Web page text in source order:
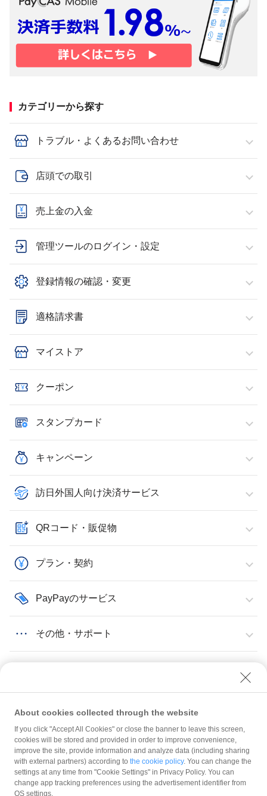
カテゴリーから探す
トラブル・よくあるお問い合わせ
店頭での取引
売上金の入金
管理ツールのログイン・設定
登録情報の確認・変更
適格請求書
マイストア
クーポン
スタンプカード
キャンペーン
訪日外国人向け決済サービス
QRコード・販促物
プラン・契約
PayPayのサービス
その他・サポート
その他・サポート
POSレジ・Airペイ
AirペイでPayPay決済を利用するには？
規約
ガイドライン
About cookies collected through the website
If you click "Accept All Cookies" or close the banner to leave this screen,
cookies will be stored and provided in order to improve convenience,
improve the site, provide information and analyze data (including sharing
with external partners) according to the cookie policy. You can change the
settings at any time from "Cookie Settings" in Privacy Policy. You can
change app tracking preferences using the advertisement identifier from
OS settings.